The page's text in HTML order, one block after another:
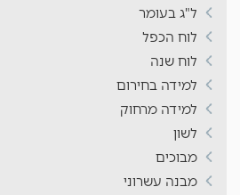
ל"ג בעומר
לוח הכפל
לוח שנה
למידה בחירום
למידה מרחוק
לשון
מבוכים
מבנה עשרוני